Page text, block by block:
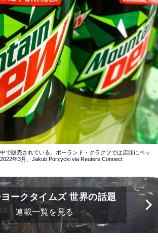
で販売されている。ポーランド・クラクフでは店頭にペッ
年3月、Jakub Porzycki via Reuters Connect
ークタイムズ 世界の話題
連載一覧を見る